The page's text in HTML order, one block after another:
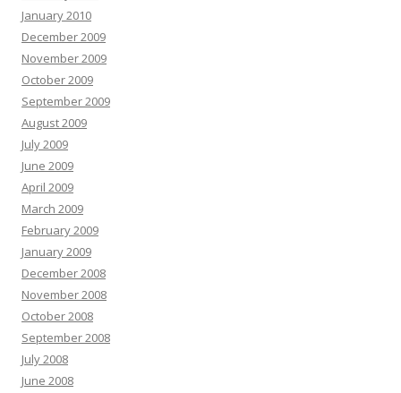
January 2010
December 2009
November 2009
October 2009
September 2009
August 2009
July 2009
June 2009
April 2009
March 2009
February 2009
January 2009
December 2008
November 2008
October 2008
September 2008
July 2008
June 2008